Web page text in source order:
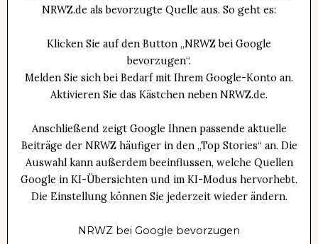
NRWZ.de als bevorzugte Quelle aus. So geht es:
Klicken Sie auf den Button „NRWZ bei Google
bevorzugen“.
Melden Sie sich bei Bedarf mit Ihrem Google-Konto an.
Aktivieren Sie das Kästchen neben NRWZ.de.
Anschließend zeigt Google Ihnen passende aktuelle
Beiträge der NRWZ häufiger in den „Top Stories“ an. Die
Auswahl kann außerdem beeinflussen, welche Quellen
Google in KI-Übersichten und im KI-Modus hervorhebt.
Die Einstellung können Sie jederzeit wieder ändern.
NRWZ bei Google bevorzugen